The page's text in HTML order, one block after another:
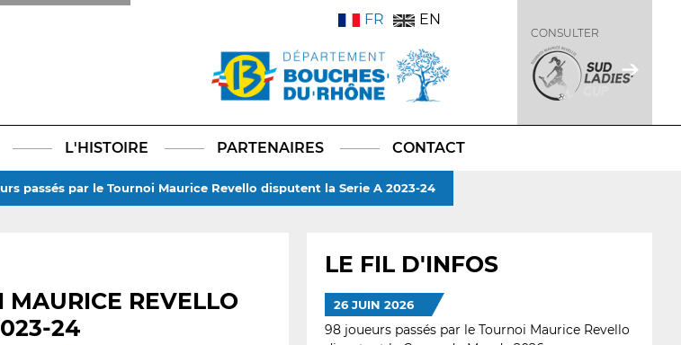
TikTokLinkedIn
X
FR EN
CONSULTER
L'HISTOIRE PARTENAIRES CONTACT
passés par le Tournoi Maurice Revello disputent la Serie A 2023-24
MAURICE REVELLO
24
LE FIL D'INFOS
26 JUIN 2026
98 joueurs passés par le Tournoi Maurice Revello